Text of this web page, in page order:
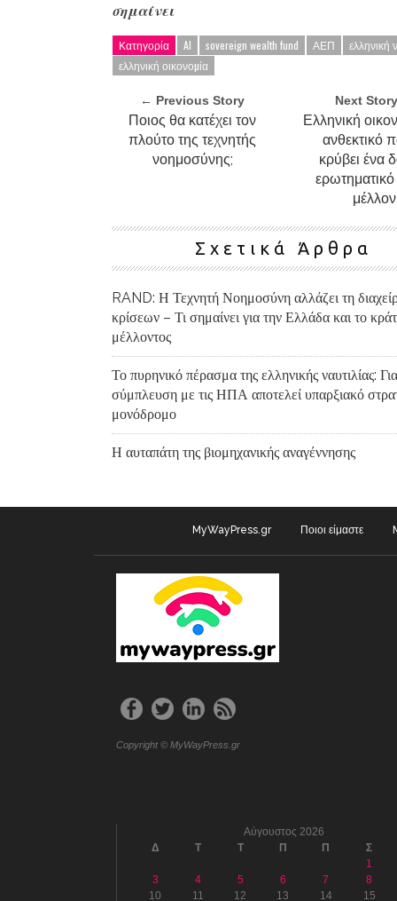
σημαίνει
Κατηγορία AI sovereign wealth fund ΑΕΠ
ελληνική
ελληνική οικονοµία
← Previous Story
Ποιος θα κατέχει τον
πλούτο της τεχνητής
νοημοσύνης;
Next
Ελληνική
ανθεκτικό
κρύβει ένα
ερωτηματικό
μέλλον
Σχετικά Άρθρα
RAND: Η Τεχνητή Νοημοσύνη αλλάζει τη
κρίσεων – Τι σημαίνει για την Ελλάδα και το
μέλλοντος
Το πυρηνικό πέρασμα της ελληνικής ναυτιλίας:
σύμπλευση με τις ΗΠΑ αποτελεί υπαρξιακό
μονόδρομο
Η αυταπάτη της βιομηχανικής αναγέννησης
MyWayPress.gr Ποιοι είμαστε
Copyright © MyWayPress.gr
Αύγουστος 2026
Δ
Τ Τ Π Π
Σ
1
3
4 5 6 7
8
10
11 12 13 14
15